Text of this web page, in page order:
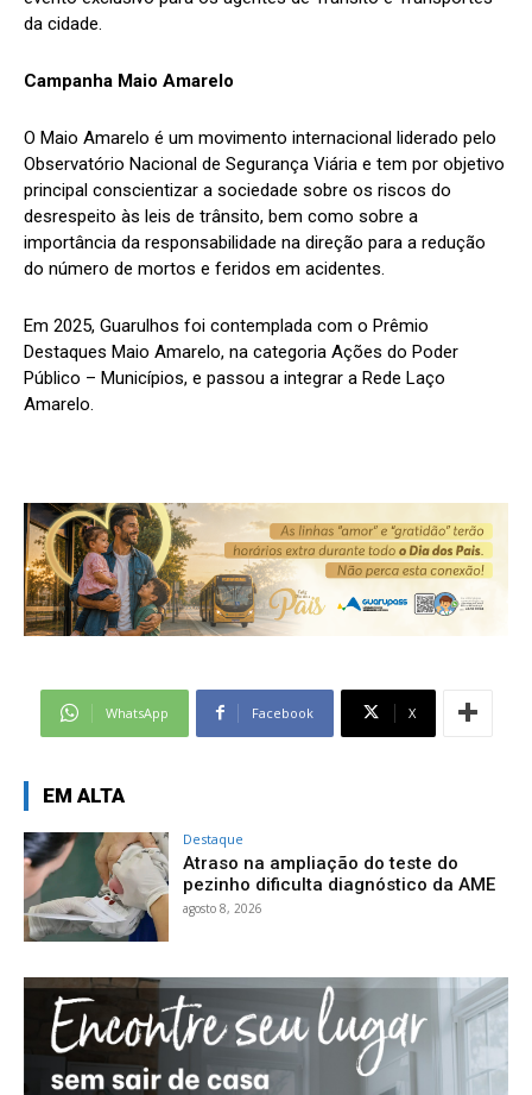
da cidade.
Campanha Maio Amarelo
O Maio Amarelo é um movimento internacional liderado pelo
Observatório Nacional de Segurança Viária e tem por objetivo
principal conscientizar a sociedade sobre os riscos do
desrespeito às leis de trânsito, bem como sobre a
importância da responsabilidade na direção para a redução
do número de mortos e feridos em acidentes.
Em 2025, Guarulhos foi contemplada com o Prêmio
Destaques Maio Amarelo, na categoria Ações do Poder
Público – Municípios, e passou a integrar a Rede Laço
Amarelo.
WhatsApp Facebook X
EM ALTA
Destaque
Atraso na ampliação do teste do
pezinho dificulta diagnóstico da AME
agosto 8, 2026